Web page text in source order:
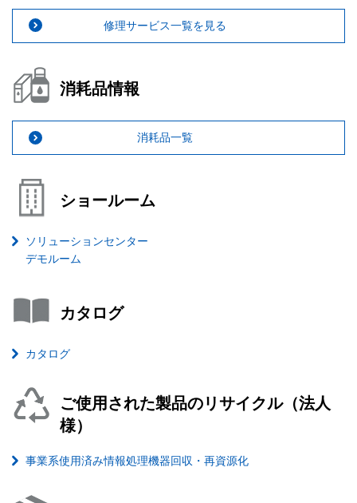
修理サービス一覧を見る
消耗品情報
消耗品一覧
ショールーム
ソリューションセンター
デモルーム
カタログ
カタログ
ご使用された製品のリサイクル（法人
様）
事業系使用済み情報処理機器回収・再資源化